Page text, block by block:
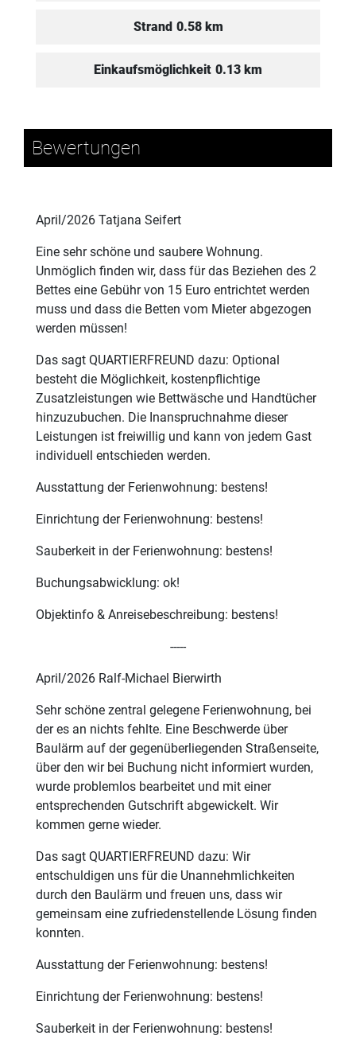
Strand 0.58 km
Einkaufsmöglichkeit 0.13 km
Bewertungen
April/2026 Tatjana Seifert
Eine sehr schöne und saubere Wohnung.
Unmöglich finden wir, dass für das Beziehen des 2
Bettes eine Gebühr von 15 Euro entrichtet werden
muss und dass die Betten vom Mieter abgezogen
werden müssen!
Das sagt QUARTIERFREUND dazu: Optional
besteht die Möglichkeit, kostenpflichtige
Zusatzleistungen wie Bettwäsche und Handtücher
hinzuzubuchen. Die Inanspruchnahme dieser
Leistungen ist freiwillig und kann von jedem Gast
individuell entschieden werden.
Ausstattung der Ferienwohnung: bestens!
Einrichtung der Ferienwohnung: bestens!
Sauberkeit in der Ferienwohnung: bestens!
Buchungsabwicklung: ok!
Objektinfo & Anreisebeschreibung: bestens!
-----
April/2026 Ralf-Michael Bierwirth
Sehr schöne zentral gelegene Ferienwohnung, bei
der es an nichts fehlte. Eine Beschwerde über
Baulärm auf der gegenüberliegenden Straßenseite,
über den wir bei Buchung nicht informiert wurden,
wurde problemlos bearbeitet und mit einer
entsprechenden Gutschrift abgewickelt. Wir
kommen gerne wieder.
Das sagt QUARTIERFREUND dazu: Wir
entschuldigen uns für die Unannehmlichkeiten
durch den Baulärm und freuen uns, dass wir
gemeinsam eine zufriedenstellende Lösung finden
konnten.
Ausstattung der Ferienwohnung: bestens!
Einrichtung der Ferienwohnung: bestens!
Sauberkeit in der Ferienwohnung: bestens!